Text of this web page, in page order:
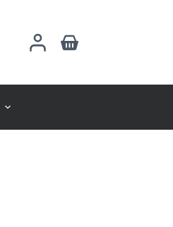
Winkelwagen